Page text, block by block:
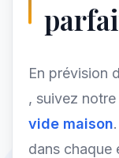
En prévision
, suivez
vide maison
dans chaque